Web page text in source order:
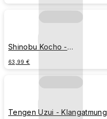
Shinobu Kocho -
63,99 €
Tengen Uzui - Klangatmung